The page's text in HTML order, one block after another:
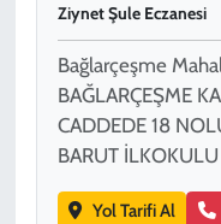
Ziynet Şule Eczanesi
Bağlarçeşme
BAĞLARÇEŞME
CADDEDE 18
BARUT İLKOKULU
Yol Tarifi Al